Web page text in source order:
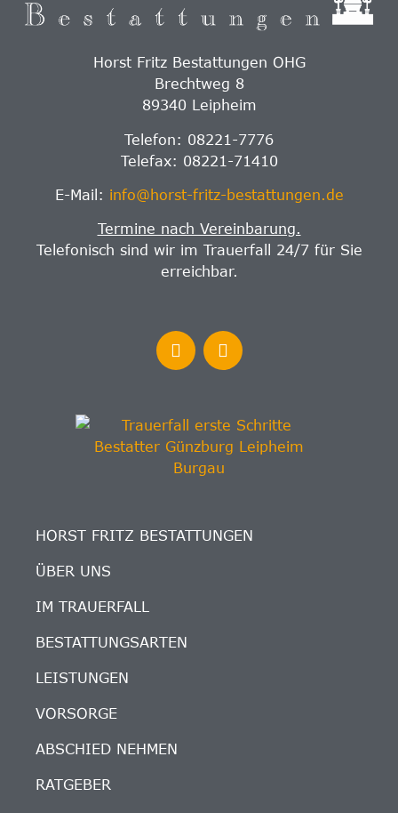
Horst Fritz Bestattungen OHG
Brechtweg 8
89340 Leipheim
Telefon: 08221-7776
Telefax: 08221-71410
E-Mail: info@horst-fritz-bestattungen.de
Termine nach Vereinbarung.
Telefonisch sind wir im Trauerfall 24/7 für Sie
erreichbar.
HORST FRITZ BESTATTUNGEN
ÜBER UNS
IM TRAUERFALL
BESTATTUNGSARTEN
LEISTUNGEN
VORSORGE
ABSCHIED NEHMEN
RATGEBER